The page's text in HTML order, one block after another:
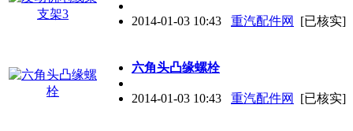
2014-01-03 10:43 重汽配件网 [已核实]
六角头凸缘螺栓
2014-01-03 10:43 重汽配件网 [已核实]